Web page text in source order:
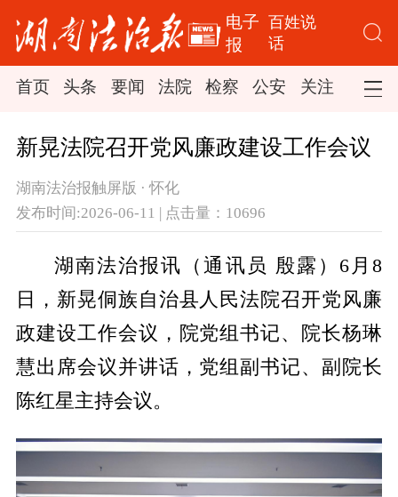
电子
报
百姓说
话
首页 头条 要闻 法院 检察 公安 关注 司法
新晃法院召开党风廉政建设工作会议
湖南法治报触屏版 · 怀化
发布时间:2026-06-11 | 点击量：10696
湖南法治报讯（通讯员 殷露）6月8
日，新晃侗族自治县人民法院召开党风廉
政建设工作会议，院党组书记、院长杨琳
慧出席会议并讲话，党组副书记、副院长
陈红星主持会议。